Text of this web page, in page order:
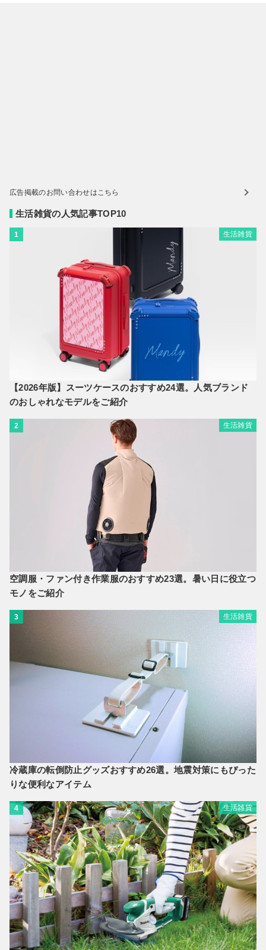
広告掲載のお問い合わせはこちら
生活雑貨の人気記事TOP10
1 生活雑貨
【2026年版】スーツケースのおすすめ24選。人気ブランド
のおしゃれなモデルをご紹介
2 生活雑貨
空調服・ファン付き作業服のおすすめ23選。暑い日に役立つ
モノをご紹介
3 生活雑貨
冷蔵庫の転倒防止グッズおすすめ26選。地震対策にもぴった
りな便利なアイテム
4 生活雑貨